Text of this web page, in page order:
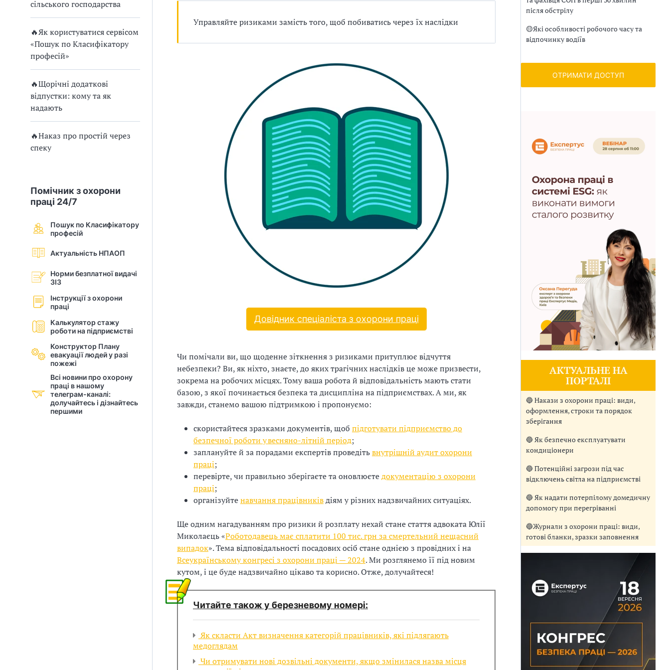
сільського господарства
🔥Як користуватися сервісом
«Пошук по Класифікатору
професій»
🔥Щорічні додаткові
відпустки: кому та як
надають
🔥Наказ про простій через
спеку
Помічник з охорони
праці 24/7
Пошук по Класифікатору
професій
Актуальність НПАОП
Норми безплатної видачі
ЗІЗ
Інструкції з охорони
праці
Калькулятор стажу
роботи на підприємстві
Конструктор Плану
евакуації людей у разi
пожежі
Всі новини про охорону
праці в нашому
телеграм-каналі:
долучайтесь і дізнайтесь
першими
Управляйте ризиками замість того, щоб побиватись через їх наслідки
Довідник спеціаліста з охорони праці
Чи помічали ви, що щоденне зіткнення з ризиками притуплює відчуття
небезпеки? Ви, як ніхто, знаєте, до яких трагічних наслідків це може призвести,
зокрема на робочих місцях. Тому ваша робота й відповідальність мають стати
базою, з якої починається безпека та дисципліна на підприємствах. А ми, як
завжди, станемо вашою підтримкою і пропонуємо:
скористайтеся зразками документів, щоб підготувати підприємство до
безпечної роботи у весняно-літній період;
заплануйте й за порадами експертів проведітьвнутрішній аудит охорони
праці;
перевірте, чи правильно зберігаєте та оновлюєтедокументацію з охорони
праці;
організуйтенавчання працівниківдіям у різних надзвичайних ситуаціях.
Ще одним нагадуванням про ризики й розплату нехай стане стаття адвоката Юлії
Миколаєць «Роботодавець має сплатити 100 тис. грн за смертельний нещасний
випадок». Тема відповідальності посадових осіб стане однією з провідних і на
Всеукраїнському конгресі з охорони праці — 2024. Ми розглянемо її під новим
кутом, і це буде надзвичайно цікаво та корисно. Отже, долучайтеся!
Читайте також у березневому номері:
Як скласти Акт визначення категорій працівників, які підлягають
медоглядам
Чи отримувати нові дозвільні документи, якщо змінилася назва місця
після обстрілу
🟡Які особливості робочого часу та
відпочинку водіїв
ОТРИМАТИ ДОСТУП
АКТУАЛЬНЕ НА
ПОРТАЛІ
🔵 Накази з охорони праці: види,
оформлення, строки та порядок
зберігання
🔵 Як безпечно експлуатувати
кондиціонери
🔵 Потенційні загрози під час
відключень світла на підприємстві
🔵 Як надати потерпілому домедичну
допомогу при перегріванні
🔵Журнали з охорони праці: види,
готові бланки, зразки заповнення